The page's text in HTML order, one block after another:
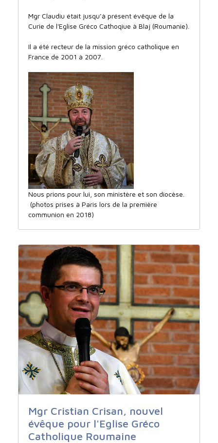
Mgr Claudiu était jusqu’à présent évêque de la
Curie de l'Eglise Gréco Cathoqiue à Blaj (Roumanie).
Il a été recteur de la mission gréco catholique en
France de 2001 à 2007.
Nous prions pour lui, son ministère et son diocèse.
(photos prises à Paris lors de la première
communion en 2018)
Mgr Cristian Crisan, nouvel
évêque pour l'Eglise Gréco
Catholique Roumaine